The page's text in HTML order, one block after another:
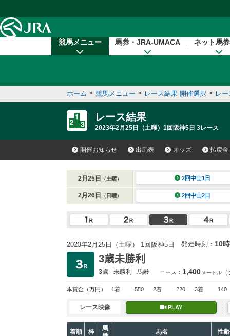
競馬メニュー 馬券・JRA-UMACA ネット馬
ホーム > 競馬メニュー > レース結果 開催選択 > レ
レース結果
2023年2月25日（土曜）1回阪神5日 3レース
開催お知らせ 出馬表 オッズ 払戻金
2月25日 （土曜） 2回中山1日
2月26日 （日曜） 2回中山2日
2023年2月25日（土曜） 1回阪神5日 発走時刻： 10
3歳未勝利
3歳 未勝利 馬齢 コース： 1,400 メートル
本賞金 （万円） 1着 550 2着 220 3着 140
レース映像 PLAY
着順 枠
馬
馬名 性齢